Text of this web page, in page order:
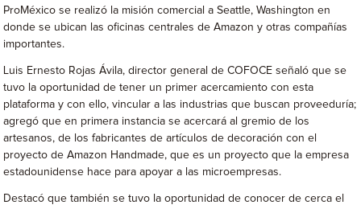
ProMéxico se realizó la misión comercial a Seattle, Washington en
donde se ubican las oficinas centrales de Amazon y otras compañías
importantes.
Luis Ernesto Rojas Ávila, director general de COFOCE señaló que se
tuvo la oportunidad de tener un primer acercamiento con esta
plataforma y con ello, vincular a las industrias que buscan proveeduría;
agregó que en primera instancia se acercará al gremio de los
artesanos, de los fabricantes de artículos de decoración con el
proyecto de Amazon Handmade, que es un proyecto que la empresa
estadounidense hace para apoyar a las microempresas.
Destacó que también se tuvo la oportunidad de conocer de cerca el